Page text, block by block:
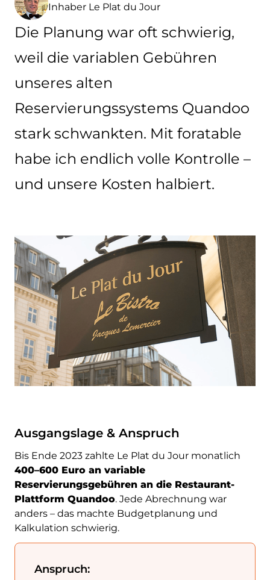
Inhaber Le Plat du Jour
Die Planung war oft schwierig,
weil die variablen Gebühren
unseres alten
Reservierungssystems Quandoo
stark schwankten. Mit foratable
habe ich endlich volle Kontrolle –
und unsere Kosten halbiert.
Ausgangslage & Anspruch
Bis Ende 2023 zahlte Le Plat du Jour monatlich
400–600 Euro an variable
Reservierungsgebühren an die Restaurant-
Plattform Quandoo. Jede Abrechnung war
anders – das machte Budgetplanung und
Kalkulation schwierig.
Anspruch: